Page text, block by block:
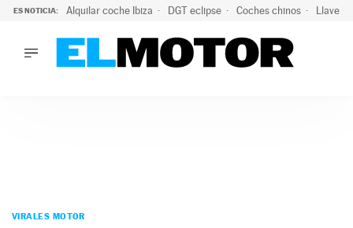
ES NOTICIA: Alquilar coche Ibiza DGT eclipse Coches chinos Llaves
PODCAST
VIRALES MOTOR